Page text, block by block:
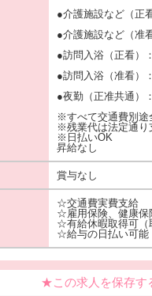
●介護施設など（正
●介護施設など（准
●訪問入浴（正看）
●訪問入浴（准看）
●夜勤（正准共通）
※すべて交通費別
※残業代は法定通
※日払いOK
昇給なし
賞与なし
☆交通費実費支給
☆雇用保険、健康保
☆有給休暇取得可（
☆給与の日払い可能
★この求人を保存す